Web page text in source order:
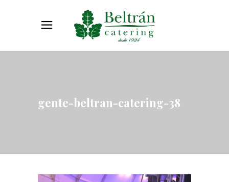
gente-beltran-catering-38